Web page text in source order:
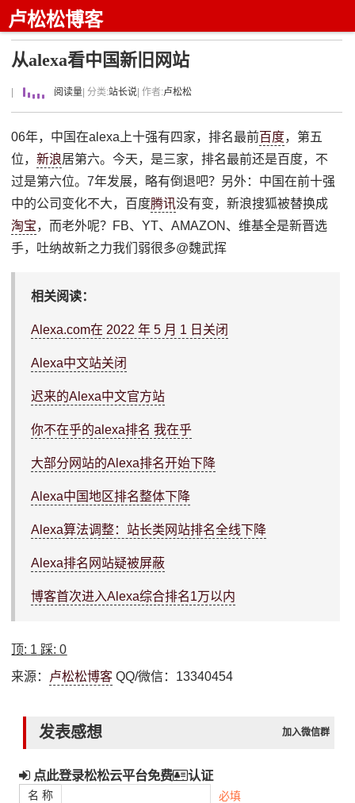
卢松松博客
从alexa看中国新旧网站
阅读量 | 分类:站长说 | 作者:卢松松
06年，中国在alexa上十强有四家，排名最前百度，第五
位，新浪居第六。今天，是三家，排名最前还是百度，不
过是第六位。7年发展，略有倒退吧？另外：中国在前十强
中的公司变化不大，百度腾讯没有变，新浪搜狐被替换成
淘宝，而老外呢？FB、YT、AMAZON、维基全是新晋选
手，吐纳故新之力我们弱很多@魏武挥
相关阅读：
Alexa.com在 2022 年 5 月 1 日关闭
Alexa中文站关闭
迟来的Alexa中文官方站
你不在乎的alexa排名 我在乎
大部分网站的Alexa排名开始下降
Alexa中国地区排名整体下降
Alexa算法调整：站长类网站排名全线下降
Alexa排名网站疑被屏蔽
博客首次进入Alexa综合排名1万以内
顶: 1 踩:0
来源： 卢松松博客 QQ/微信：13340454
发表感想 加入微信群
点此登录松松云平台免费 认证
名 称 必填